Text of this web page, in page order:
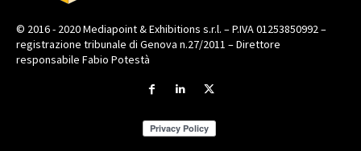
© 2016 - 2020 Mediapoint & Exhibitions s.r.l. – P.IVA 01253850992 –
registrazione tribunale di Genova n.27/2011 – Direttore
responsabile Fabio Potestà